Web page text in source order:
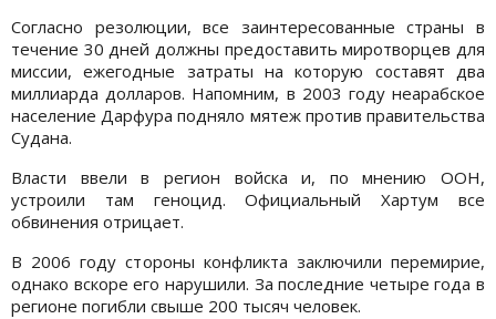
Согласно резолюции, все заинтересованные страны в
течение 30 дней должны предоставить миротворцев для
миссии, ежегодные затраты на которую составят два
миллиарда долларов. Напомним, в 2003 году неарабское
население Дарфура подняло мятеж против правительства
Судана.
Власти ввели в регион войска и, по мнению ООН,
устроили там геноцид. Официальный Хартум все
обвинения отрицает.
В 2006 году стороны конфликта заключили перемирие,
однако вскоре его нарушили. За последние четыре года в
регионе погибли свыше 200 тысяч человек.